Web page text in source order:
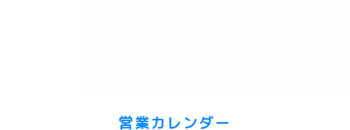
営業カレンダー